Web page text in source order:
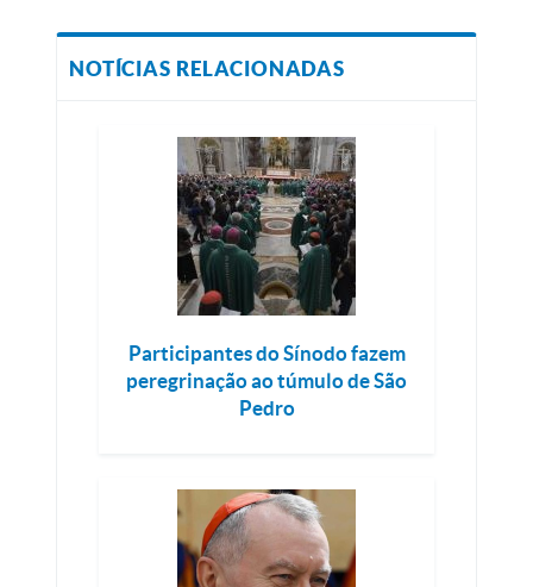
NOTÍCIAS RELACIONADAS
Participantes do Sínodo fazem
peregrinação ao túmulo de São
Pedro